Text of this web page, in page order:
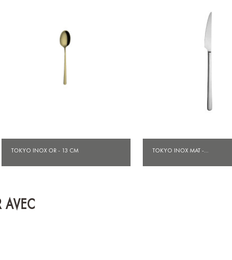
Aperçu rapide
TOKYO INOX OR - 13 CM Aperçu rapide
TOKYO INOX MAT -...
AVEC